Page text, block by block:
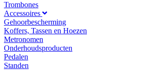
Trombones
Accessoires
Gehoorbescherming
Koffers, Tassen en Hoezen
Metronomen
Onderhoudsproducten
Pedalen
Standen